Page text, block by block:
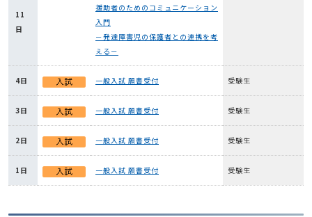
11
日
援助者のためのコミュニケーション
入門
－発達障害児の保護者との連携を考
える－
4日 一般入試 願書受付 受験生
3日 一般入試 願書受付 受験生
2日 一般入試 願書受付 受験生
1日 一般入試 願書受付 受験生